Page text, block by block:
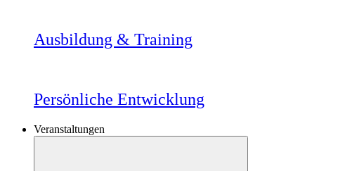
Ausbildung & Training
Persönliche Entwicklung
Veranstaltungen